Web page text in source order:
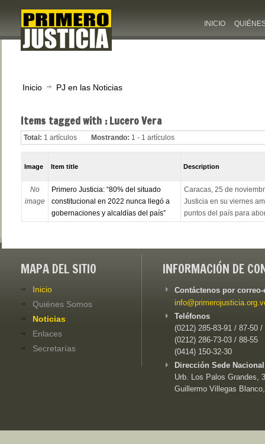
INICIO
Inicio PJ en las Noticias
Items tagged with : Lucero Vera
Total: 1 artículos Mostrando: 1 - 1 artículos
Image Item title Description
No
image
Primero Justicia: “80% del situado
constitucional en 2022 nunca llegó a
gobernaciones y alcaldías del país”
Caracas, 25 de
Justicia en su viernes
puntos del país para
MAPA DEL SITIO
Inicio
Quiénes Somos
Noticias
Enlaces
Secretarías
INFORMACIÓN DE
Contáctenos por
Teléfonos
(0212) 285-83-91 / 87-50 /
(0212) 286-73-03 / 88-55
(0414) 150-32-30
Dirección Sede
Urb. Los Palos Grandes,
Guillermo Villegas